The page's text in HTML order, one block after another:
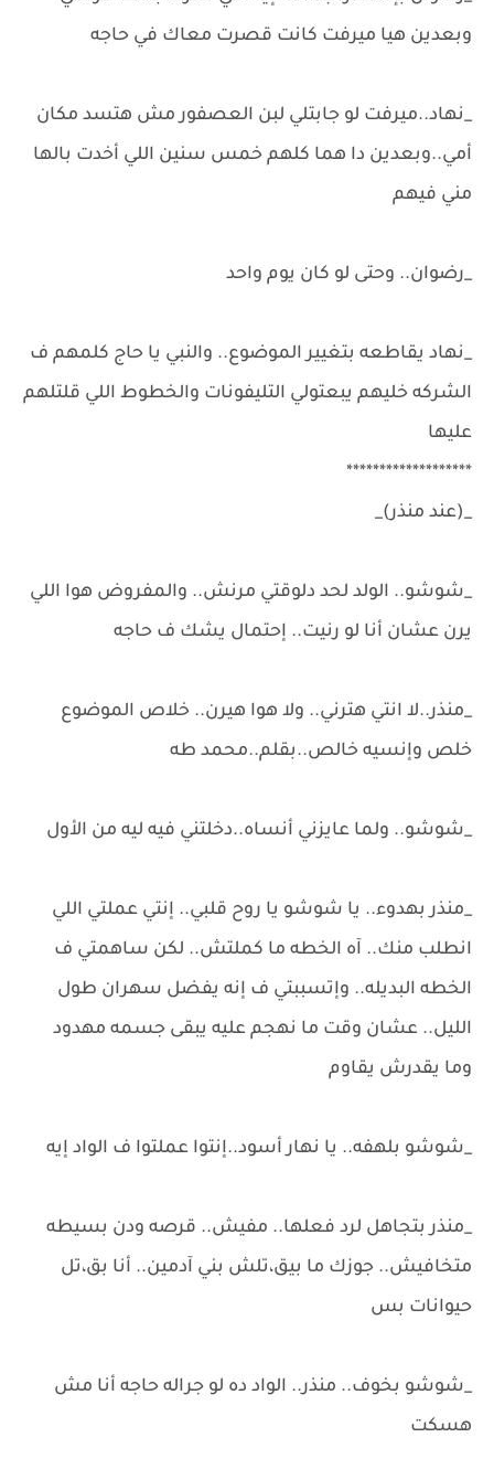
وبعدين هيا ميرفت كانت قصرت معاك في حاجه
_نهاد..ميرفت لو جابتلي لبن العصفور مش هتسد مكان
أمي..وبعدين دا هما كلهم خمس سنين اللي أخدت بالها
مني فيهم
_رضوان.. وحتى لو كان يوم واحد
_نهاد يقاطعه بتغيير الموضوع.. والنبي يا حاج كلمهم ف
الشركه خليهم يبعتولي التليفونات والخطوط اللي قلتلهم
عليها
*******************
_(عند منذر)_
_شوشو.. الولد لحد دلوقتي مرنش.. والمفروض هوا اللي
يرن عشان أنا لو رنيت.. إحتمال يشك ف حاجه
_منذر..لا انتي هترني.. ولا هوا هيرن.. خلاص الموضوع
خلص وإنسيه خالص..بقلم..محمد طه
_شوشو.. ولما عايزني أنساه..دخلتني فيه ليه من الأول
_منذر بهدوء.. يا شوشو يا روح قلبي.. إنتي عملتي اللي
انطلب منك.. آه الخطه ما كملتش.. لكن ساهمتي ف
الخطه البديله.. وإتسببتي ف إنه يفضل سهران طول
الليل.. عشان وقت ما نهجم عليه يبقى جسمه مهدود
وما يقدرش يقاوم
_شوشو بلهفه.. يا نهار أسود..إنتوا عملتوا ف الواد إيه
_منذر بتجاهل لرد فعلها.. مفيش.. قرصه ودن بسيطه
متخافيش.. جوزك ما بيق،تلش بني آدمين.. أنا بق،تل
حيوانات بس
_شوشو بخوف.. منذر.. الواد ده لو جراله حاجه أنا مش
هسكت